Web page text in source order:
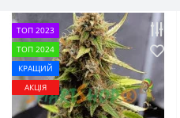
ТОП 2023
ТОП 2024
КРАЩИЙ
АКЦІЯ